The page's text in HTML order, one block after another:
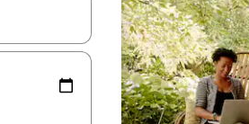
mũi tên lên và xuống hoặc khám